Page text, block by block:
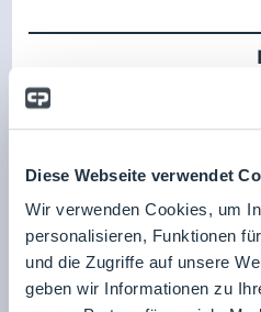
Diese Webseite verwendet
Wir verwenden Cookies, um
personalisieren, Funktionen
und die Zugriffe auf unsere
geben wir Informationen zu